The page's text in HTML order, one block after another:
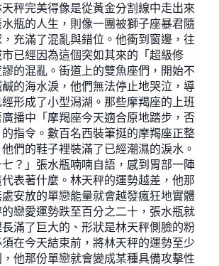
秤完美得像是從黃金分割線中走出來
瓶的人生，則像一團被獅子座暴君隨
充滿了混亂與錯位。他衝到窗邊，往
已經因為這個突如其來的「超級修
的混亂。街道上的雙魚座們，開始不
的海水淚，他們無法停止地哭泣，導
形成了小型潟湖。那些摩羯座的上班
播中「摩羯座今天適合原地踏步，否
指令。數百名西裝筆挺的摩羯座正整
們的鞋子裡裝滿了已經潮濕的淚水。
七？」張水瓶喃喃自語，感到胃部一陣
表著什麼。林天秤的運勢越差，他那
安放的單戀能量就會越發瘋狂地實體
戀愛運勢跌至百分之二十，張水瓶就
滿了巨大的、形狀是林天秤側臉的粉
在今天結束前，將林天秤的運勢至少
他那份單戀就會變成某種具備攻擊性